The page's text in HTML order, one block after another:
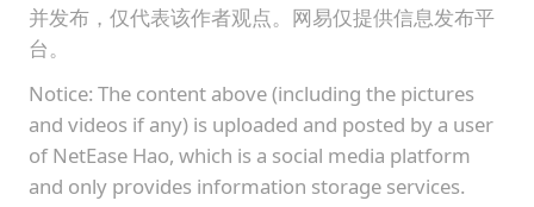
并发布，仅代表该作者观点。网易仅提供信息发布平
台。
Notice: The content above (including the pictures
and videos if any) is uploaded and posted by a user
of NetEase Hao, which is a social media platform
and only provides information storage services.